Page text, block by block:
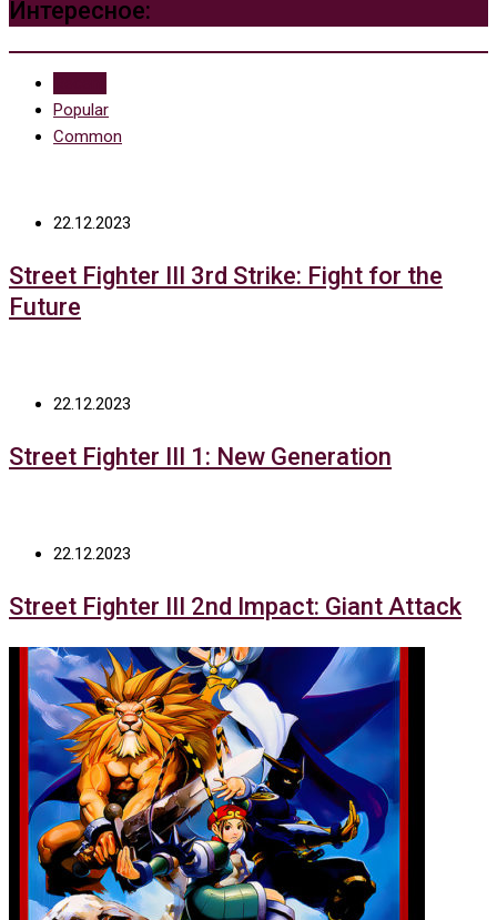
Интересное:
Popular
Common
22.12.2023
Street Fighter III 3rd Strike: Fight for the
Future
22.12.2023
Street Fighter III 1: New Generation
22.12.2023
Street Fighter III 2nd Impact: Giant Attack